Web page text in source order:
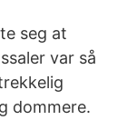
seg at
var så
dommere.